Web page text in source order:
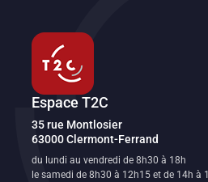
Espace T2C
Transport en commun de
35 rue Montlosier
63000Clermont-Ferrand
du lundi au vendredi de 8h30 à 18h
le samedi de 8h30 à 12h15 et de 14h à